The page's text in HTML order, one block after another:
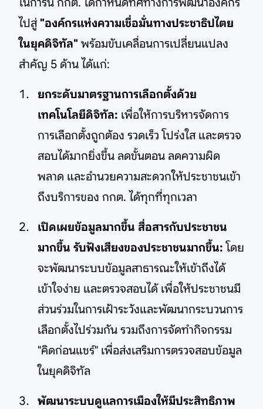
ไปสู่ "องค์กรแห่งความเชื่อมั่นทางประชาธิปไตย
ในยุคดิจิทัล" พร้อมขับเคลื่อนการเปลี่ยนแปลง
สำคัญ 5 ด้าน ได้แก่:
ยกระดับมาตรฐานการเลือกตั้งด้วย
เทคโนโลยีดิจิทัล: เพื่อให้การบริหารจัดการ
การเลือกตั้งถูกต้อง รวดเร็ว โปร่งใส และตรวจ
สอบได้มากยิ่งขึ้น ลดขั้นตอน ลดความผิด
พลาด และอำนวยความสะดวกให้ประชาชนเข้า
ถึงบริการของ กกต. ได้ทุกที่ทุกเวลา
เปิดเผยข้อมูลมากขึ้น สื่อสารกับประชาชน
มากขึ้น รับฟังเสียงของประชาชนมากขึ้น: โดย
จะพัฒนาระบบข้อมูลสาธารณะให้เข้าถึงได้
เข้าใจง่าย และตรวจสอบได้ เพื่อให้ประชาชนมี
ส่วนร่วมในการเฝ้าระวังและพัฒนากระบวนการ
เลือกตั้งไปร่วมกัน รวมถึงการจัดทำกิจกรรม
"คิดก่อนแชร์" เพื่อส่งเสริมการตรวจสอบข้อมูล
ในยุคดิจิทัล
พัฒนาระบบดูแลการเมืองให้มีประสิทธิภาพ